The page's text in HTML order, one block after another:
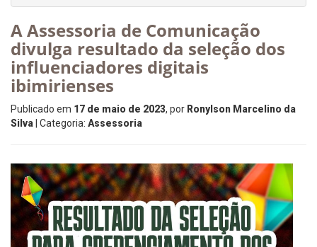
A Assessoria de Comunicação
divulga resultado da seleção dos
influenciadores digitais
ibimirienses
Publicado em 17 de maio de 2023, por Ronylson Marcelino da
Silva | Categoria: Assessoria